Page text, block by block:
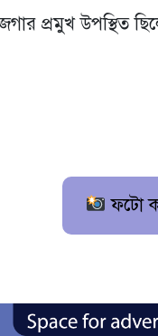
প্রমুখ উপস্থিত
ফটো